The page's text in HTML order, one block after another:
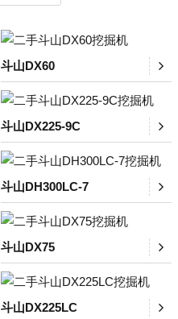
斗山DX60
斗山DX225-9C
斗山DH300LC-7
斗山DX75
斗山DX225LC